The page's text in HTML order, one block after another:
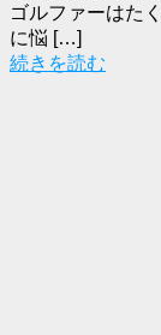
ゴルファーはた
に悩 […]
続きを読む